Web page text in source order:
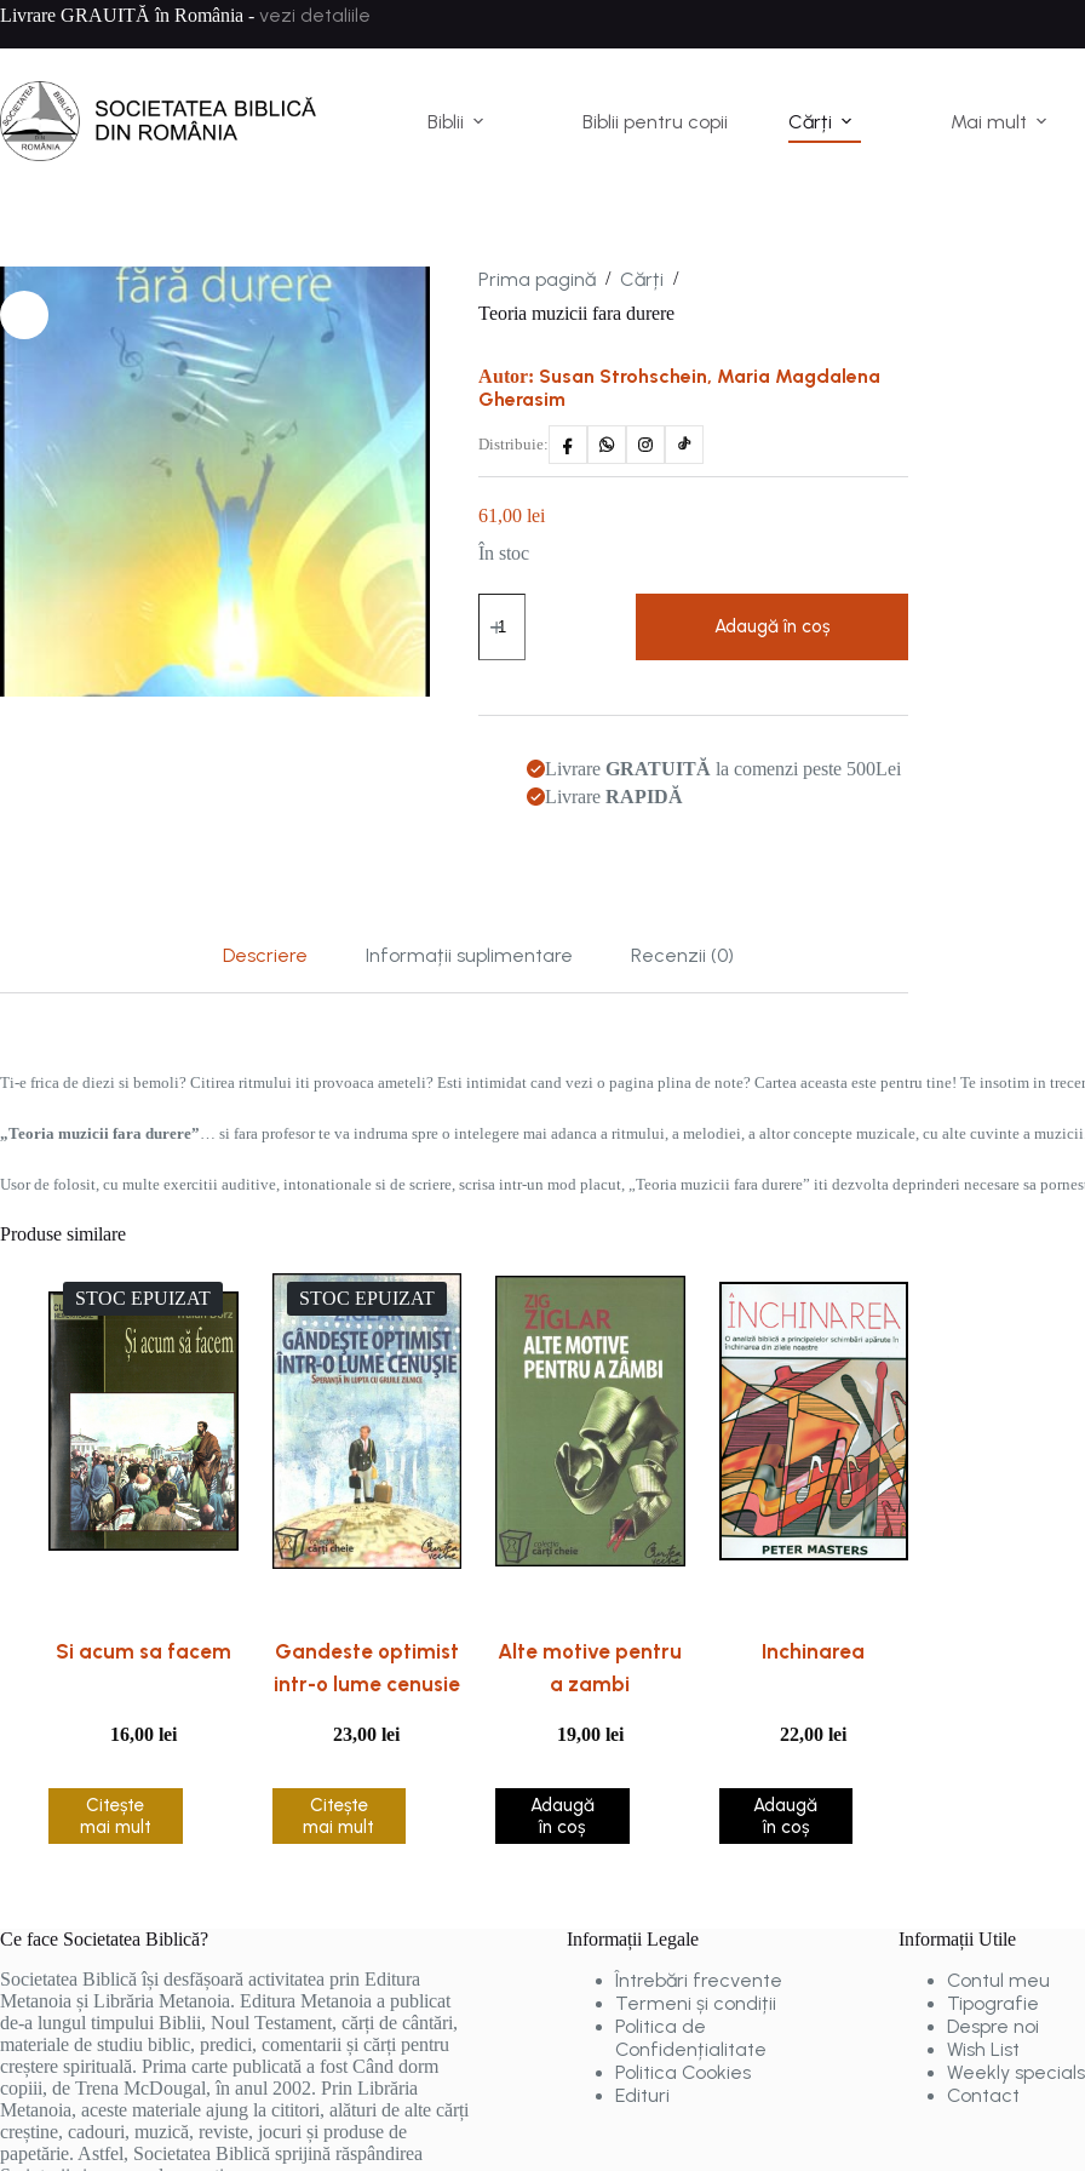
Sari
conținut
Livrare GRAUITĂ în România - vezi detaliile
Biblii Biblii pentru copii Cărți Mai mult
Prima pagină / Cărți /
Teoria muzicii fara durere
Autor: Susan Strohschein, Maria Magdalena
Gherasim
Distribuie:
61,00 lei
În stoc
Teoria
fara
Adaugă în coș
Livrare GRATUITĂ la comenzi peste 500Lei
Livrare RAPIDĂ
Descriere Informații suplimentare Recenzii (0)
Ti-e frica de diezi si bemoli? Citirea ritmului iti provoaca ameteli? Esti intimidat cand vezi o pagina plina de note? Cartea aceasta este pentru tine! Te insotim in
„Teoria muzicii fara durere”… si fara profesor te va indruma spre o intelegere mai adanca a ritmului, a melodiei, a altor concepte muzicale, cu alte cuvinte a
Usor de folosit, cu multe exercitii auditive, intonationale si de scriere, scrisa intr-un mod placut, „Teoria muzicii fara durere” iti dezvolta deprinderi necesare sa
Produse similare
STOC EPUIZAT
Si acum sa facem
16,00 lei
Citește
mai mult
STOC EPUIZAT
Gandeste optimist
intr-o lume cenusie
23,00lei
Citește
mai mult
Alte motive pentru
a zambi
19,00 lei
Adaugă
în coș
Inchinarea
22,00lei
Adaugă
în coș
Ce face Societatea Biblică?
Societatea Biblică își desfășoară activitatea prin Editura
Metanoia și Librăria Metanoia. Editura Metanoia a publicat
de-a lungul timpului Biblii, Noul Testament, cărți de cântări,
materiale de studiu biblic, predici, comentarii și cărți pentru
creștere spirituală. Prima carte publicată a fost Când dorm
copiii, de Trena McDougal, în anul 2002. Prin Librăria
Metanoia, aceste materiale ajung la cititori, alături de alte cărți
creștine, cadouri, muzică, reviste, jocuri și produse de
papetărie. Astfel, Societatea Biblică sprijină răspândirea
Informații Legale
Întrebări frecvente
Termeni și condiții
Politica de
Confidențialitate
Politica Cookies
Edituri
Informații Utile
Contul meu
Tipografie
Despre noi
Wish List
Weekly specials
Contact